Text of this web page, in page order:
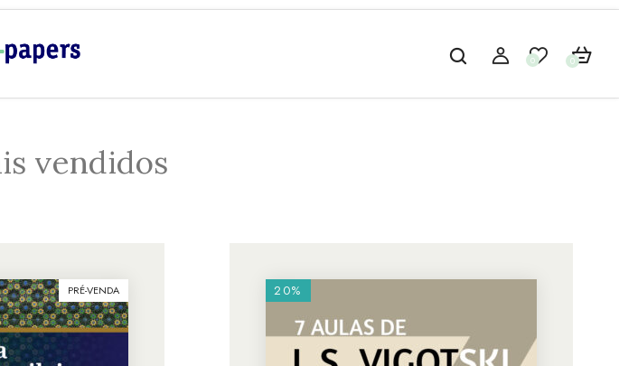
0 0
vendidos
PRÉ-VENDA 20%